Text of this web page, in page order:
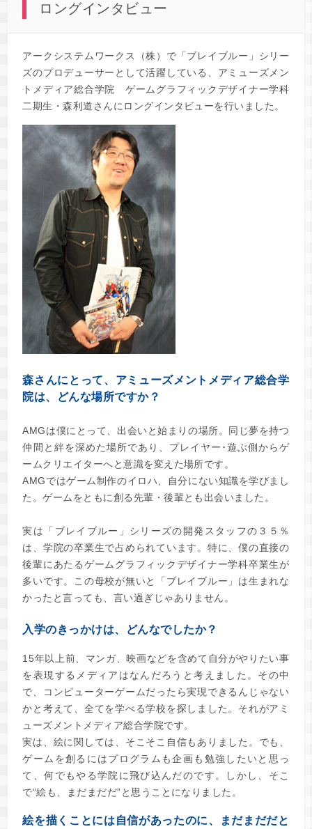
ロングインタビュー
アークシステムワークス（株）で「ブレイブルー」シリー
ズのプロデューサーとして活躍している、アミューズメン
トメディア総合学院 ゲームグラフィックデザイナー学科
二期生・森利道さんにロングインタビューを行いました。
森さんにとって、アミューズメントメディア総合学
院は、どんな場所ですか？
AMGは僕にとって、出会いと始まりの場所。同じ夢を持つ
仲間と絆を深めた場所であり、プレイヤー･遊ぶ側からゲ
ームクリエイターへと意識を変えた場所です。
AMGではゲーム制作のイロハ、自分にない知識を学びまし
た。ゲームをともに創る先輩・後輩とも出会いました。
実は「ブレイブルー」シリーズの開発スタッフの３５％
は、学院の卒業生で占められています。特に、僕の直接の
後輩にあたるゲームグラフィックデザイナー学科卒業生が
多いです。この母校が無いと「ブレイブルー」は生まれな
かったと言っても、言い過ぎじゃありません。
入学のきっかけは、どんなでしたか？
15年以上前、マンガ、映画などを含めて自分がやりたい事
を表現するメディアはなんだろうと考えました。その中
で、コンピューターゲームだったら実現できるんじゃない
かと考えて、全てを学べる学校を探しました。それがアミ
ューズメントメディア総合学院です。
実は、絵に関しては、そこそこ自信もありました。でも、
ゲームを創るにはプログラムも企画も勉強したいと思っ
て、何でもやる学院に飛び込んだのです。しかし、そこ
で“絵も、まだまだだ”と思うことになりました。
絵を描くことには自信があったのに、まだまだだと